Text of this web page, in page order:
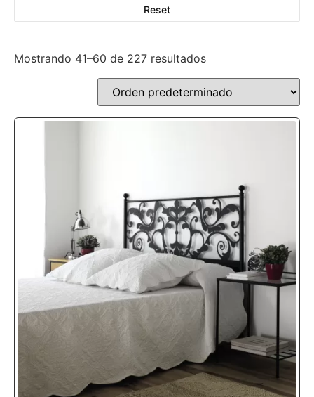
Reset
Mostrando 41–60 de 227 resultados